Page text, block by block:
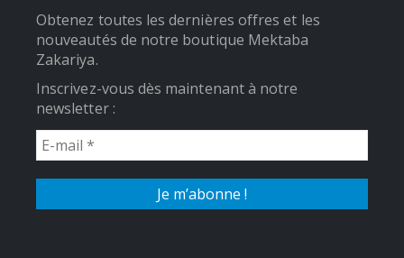
Obtenez toutes les dernières offres et les
nouveautés de notre boutique Mektaba
Zakariya.
Inscrivez-vous dès maintenant à notre
newsletter :